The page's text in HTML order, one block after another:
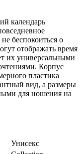
календарь
беспокоиться о
отображать время
их универсальными
Корпус
пластика
вид, а размеры
для ношения на
Унисекс